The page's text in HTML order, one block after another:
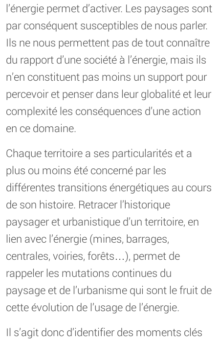
l’énergie permet d’activer. Les paysages sont
par conséquent susceptibles de nous parler.
Ils ne nous permettent pas de tout connaître
du rapport d’une société à l’énergie, mais ils
n’en constituent pas moins un support pour
percevoir et penser dans leur globalité et leur
complexité les conséquences d’une action
en ce domaine.
Chaque territoire a ses particularités et a
plus ou moins été concerné par les
différentes transitions énergétiques au cours
de son histoire. Retracer l’historique
paysager et urbanistique d’un territoire, en
lien avec l’énergie (mines, barrages,
centrales, voiries, forêts…), permet de
rappeler les mutations continues du
paysage et de l’urbanisme qui sont le fruit de
cette évolution de l’usage de l’énergie.
Il s’agit donc d’identifier des moments clés